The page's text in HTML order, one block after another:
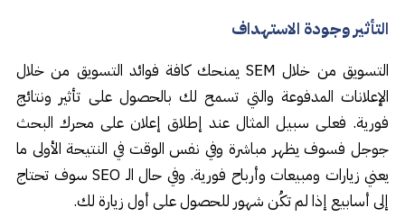
التأثير وجودة الاستهداف
التسويق من خلال SEM يمنحك كافة فوائد التسويق من خلال
الإعلانات المدفوعة والتي تسمح لك بالحصول على تأثير ونتائج
فورية. فعلى سبيل المثال عند إطلاق إعلان على محرك البحث
جوجل فسوف يظهر مباشرة وفي نفس الوقت في النتيحة الأولى ما
يعني زيارات ومبيعات وأرباح فورية. وفي حال الـ SEO سوف تحتاج
إلى أسابيع إذا لم تكُن شهور للحصول على أول زيارة لك.